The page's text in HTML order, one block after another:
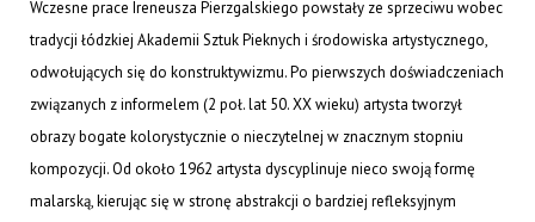
Wczesne prace Ireneusza Pierzgalskiego powstały ze sprzeciwu wobec
tradycji łódzkiej Akademii Sztuk Pieknych i środowiska artystycznego,
odwołujących się do konstruktywizmu. Po pierwszych doświadczeniach
związanych z informelem (2 poł. lat 50. XX wieku) artysta tworzył
obrazy bogate kolorystycznie o nieczytelnej w znacznym stopniu
kompozycji. Od około 1962 artysta dyscyplinuje nieco swoją formę
malarską, kierując się w stronę abstrakcji o bardziej refleksyjnym